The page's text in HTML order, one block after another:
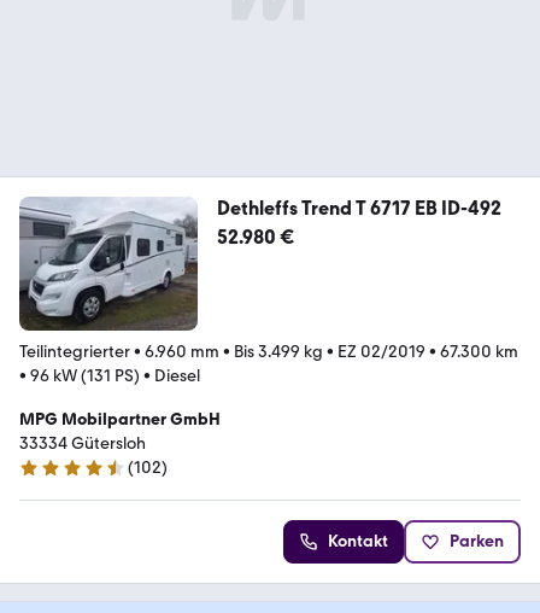
Dethleffs Trend T 6717 EB ID-492
52.980 €
Teilintegrierter• 6.960 mm • Bis 3.499 kg • EZ 02/2019 • 67.300 km
• 96 kW (131 PS) • Diesel
MPG Mobilpartner GmbH
33334 Gütersloh
4.3 Sterne
(102)
Kontakt Parken